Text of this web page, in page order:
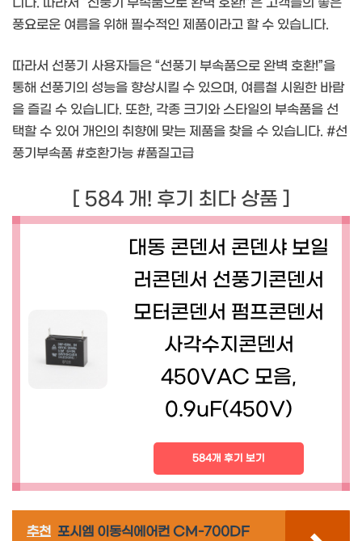
풍요로운 여름을 위해 필수적인 제품이라고 할 수 있습니다.
따라서 선풍기 사용자들은 “선풍기 부속품으로 완벽 호환!”을
통해 선풍기의 성능을 향상시킬 수 있으며, 여름철 시원한 바람
을 즐길 수 있습니다. 또한, 각종 크기와 스타일의 부속품을 선
택할 수 있어 개인의 취향에 맞는 제품을 찾을 수 있습니다. #선
풍기부속품 #호환가능 #품질고급
[ 584 개! 후기 최다 상품 ]
대동 콘덴서 콘덴샤 보일
러콘덴서 선풍기콘덴서
모터콘덴서 펌프콘덴서
사각수지콘덴서
450VAC 모음,
0.9uF(450V)
584개 후기 보기
추천 포시엠 이동식에어컨 CM-700DF